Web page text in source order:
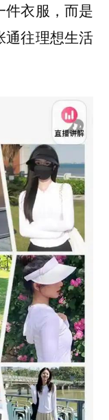
件衣服，而是
通往理想生活